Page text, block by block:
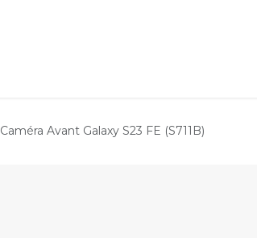
Caméra Avant Galaxy S23 FE (S711B)